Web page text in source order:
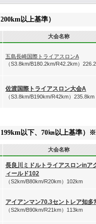
以上基準）
大会名称
五島長崎国際トライアスロンA
（S3.8km/B180.2km/R42.2km）
佐渡国際トライアスロン大会A
（S3.8km/B190km/R42km）235.8km
以下、70㎞以上基準）
大会名称
長良川ミドルトライアスロンinア
ィールド102
（S2km/B80km/R20km）102km
アイアンマン70.3セントレア知多
（S2km/B90km/R21km）113km